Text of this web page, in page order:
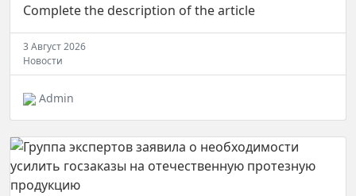
Complete the description of the article
3 Август 2026
Новости
Admin